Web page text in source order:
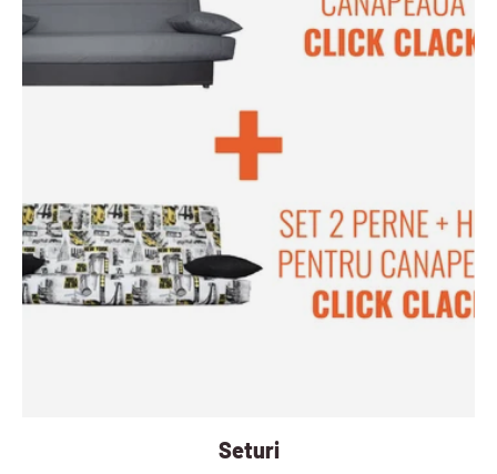
Seturi